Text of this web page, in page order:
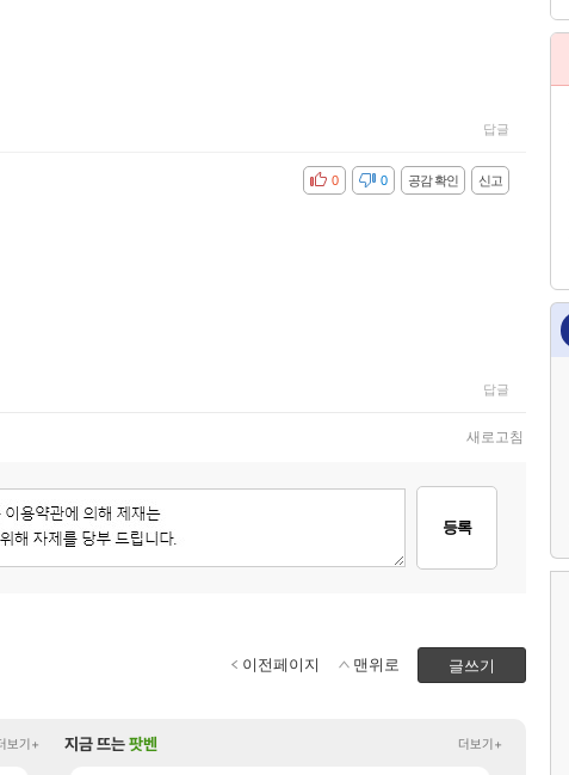
답글
신고
공감 확인
비공감 0
0
답글
새로고침
등록
글쓰기
이전페이지 맨위로
보기+ 지금 뜨는팟벤 더보기+